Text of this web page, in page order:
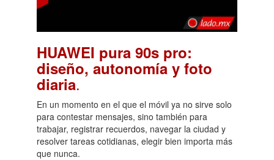
HUAWEI pura 90s pro:
diseño, autonomía y foto
diaria.
En un momento en el que el móvil ya no sirve solo
para contestar mensajes, sino también para
trabajar, registrar recuerdos, navegar la ciudad y
resolver tareas cotidianas, elegir bien importa más
que nunca.